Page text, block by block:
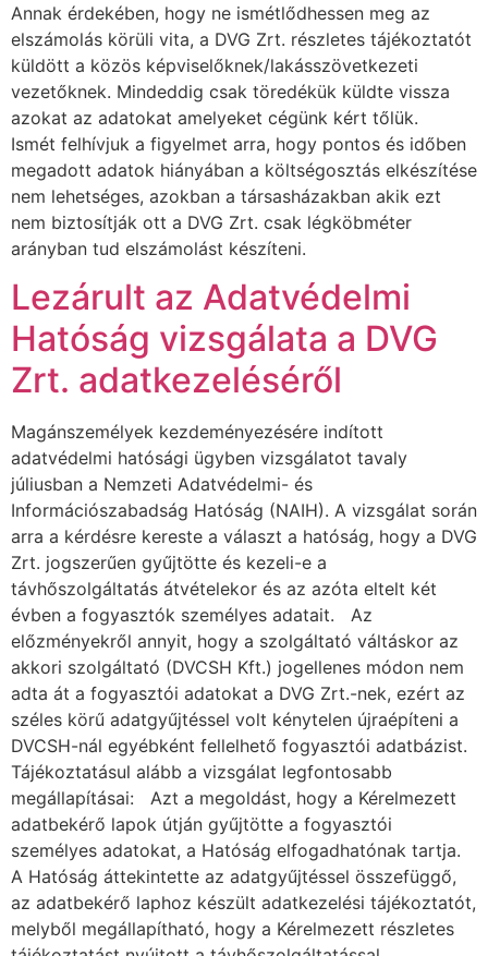
Annak érdekében, hogy ne ismétlődhessen meg az
elszámolás körüli vita, a DVG Zrt. részletes tájékoztatót
küldött a közös képviselőknek/lakásszövetkezeti
vezetőknek. Mindeddig csak töredékük küldte vissza
azokat az adatokat amelyeket cégünk kért tőlük.
Ismét felhívjuk a figyelmet arra, hogy pontos és időben
megadott adatok hiányában a költségosztás elkészítése
nem lehetséges, azokban a társasházakban akik ezt
nem biztosítják ott a DVG Zrt. csak légköbméter
arányban tud elszámolást készíteni.
Lezárult az Adatvédelmi
Hatóság vizsgálata a DVG
Zrt. adatkezeléséről
Magánszemélyek kezdeményezésére indított
adatvédelmi hatósági ügyben vizsgálatot tavaly
júliusban a Nemzeti Adatvédelmi- és
Információszabadság Hatóság (NAIH). A vizsgálat során
arra a kérdésre kereste a választ a hatóság, hogy a DVG
Zrt. jogszerűen gyűjtötte és kezeli-e a
távhőszolgáltatás átvételekor és az azóta eltelt két
évben a fogyasztók személyes adatait. Az
előzményekről annyit, hogy a szolgáltató váltáskor az
akkori szolgáltató (DVCSH Kft.) jogellenes módon nem
adta át a fogyasztói adatokat a DVG Zrt.-nek, ezért az
széles körű adatgyűjtéssel volt kénytelen újraépíteni a
DVCSH-nál egyébként fellelhető fogyasztói adatbázist.
Tájékoztatásul alább a vizsgálat legfontosabb
megállapításai: Azt a megoldást, hogy a Kérelmezett
adatbekérő lapok útján gyűjtötte a fogyasztói
személyes adatokat, a Hatóság elfogadhatónak tartja.
A Hatóság áttekintette az adatgyűjtéssel összefüggő,
az adatbekérő laphoz készült adatkezelési tájékoztatót,
melyből megállapítható, hogy a Kérelmezett részletes